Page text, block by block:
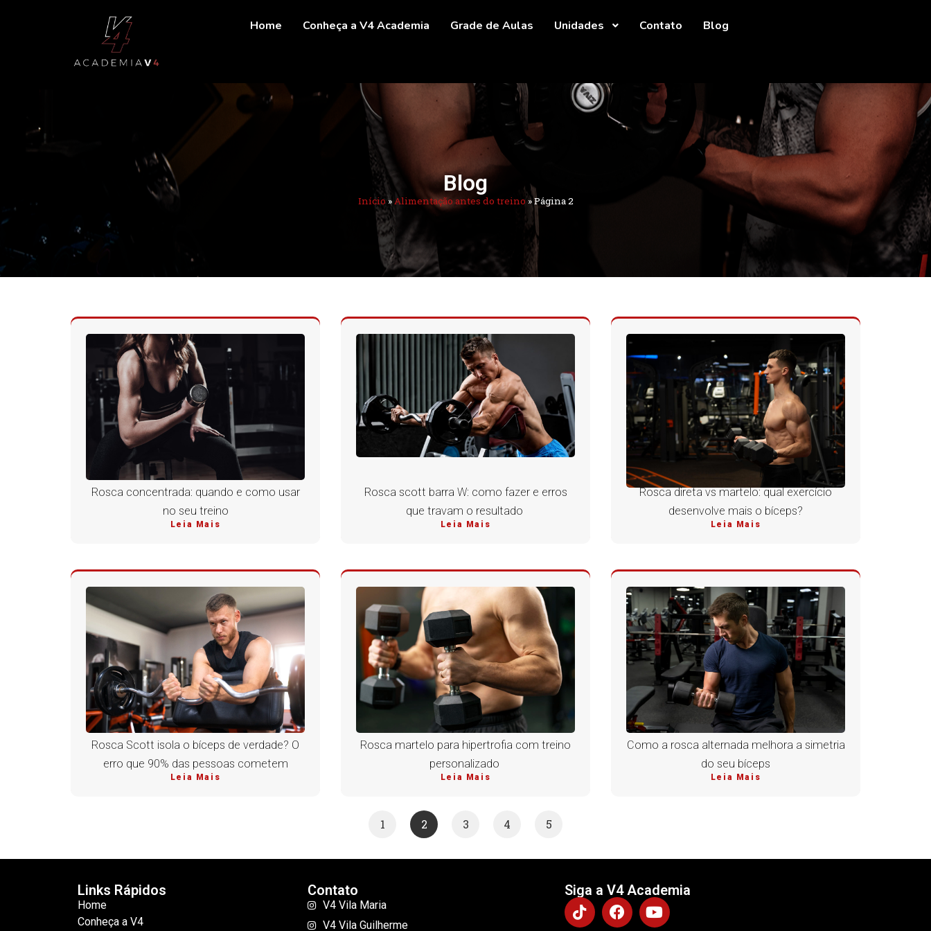
Home Conheça a V4 Academia Grade de Aulas Unidades Contato Blog
Blog
Início»Alimentação antes do treino»Página 2
Rosca concentrada: quando e como usar
no seu treino
Leia Mais
Rosca scott barra W: como fazer e erros
que travam o resultado
Leia Mais
Rosca direta vs martelo: qual exercício
desenvolve mais o bíceps?
Leia Mais
Rosca Scott isola o bíceps de verdade? O
erro que 90% das pessoas cometem
Leia Mais
Rosca martelo para hipertrofia com treino
personalizado
Leia Mais
Como a rosca alternada melhora a simetria
do seu bíceps
Leia Mais
1 2 3 4 5
Links Rápidos
Home
Conheça a V4
Contato
V4 Vila Maria
V4 Vila Guilherme
Siga a V4 Academia